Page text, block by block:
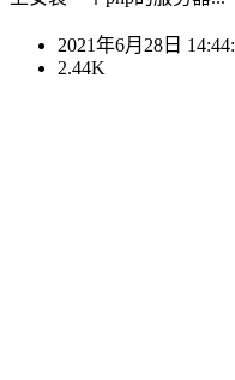
2021年6月28日
2.44K